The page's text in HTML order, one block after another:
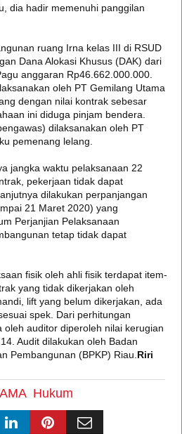
dia hadir memenuhi panggilan
ruang Irna kelas III di RSUD
Dana Alokasi Khusus (DAK) dari
anggaran Rp46.662.000.000.
oleh PT Gemilang Utama
dengan nilai kontrak sebesar
ini diduga pinjam bendera.
dilaksanakan oleh PT
pemenang lelang.
jangka waktu pelaksanaan 22
pekerjaan tidak dapat
dilakukan perpanjangan
21 Maret 2020) yang
Perjanjian Pelaksanaan
tetap tidak dapat
fisik oleh ahli fisik terdapat item-
yang tidak dikerjakan oleh
lift yang belum dikerjakan, ada
spek. Dari perhitungan
oleh auditor diperoleh nilai kerugian
Audit dilakukan oleh Badan
Pembangunan (BPKP) Riau. Riri
Hukum